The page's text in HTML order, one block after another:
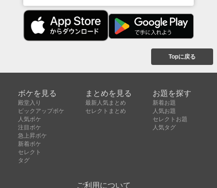
Topに戻る
ボケを見る
殿堂入り
ピックアップボケ
人気ボケ
注目ボケ
急上昇ボケ
新着ボケ
セレクト
タグ
まとめを見る
最新人気まとめ
セレクトまとめ
お題を探す
新着お題
人気お題
セレクトお題
人気タグ
ご利用について